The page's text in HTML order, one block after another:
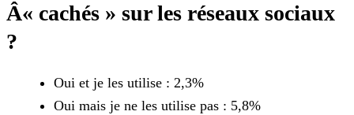
Â« cachés » sur les réseaux sociaux
?
Oui et je les utilise : 2,3%
Oui mais je ne les utilise pas : 5,8%